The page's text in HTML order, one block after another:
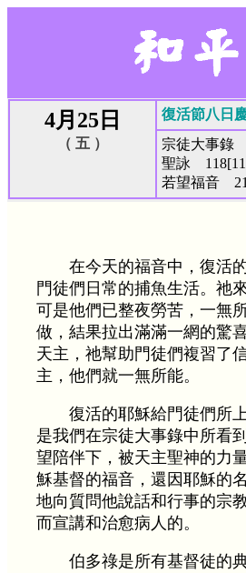
4月25日
（ 五 ）
復活節八日
宗徒大事錄
聖詠
若望福音
在今天的福音中，復活
門徒們日常的捕魚生活。祂
可是他們已整夜勞苦，一無
做，結果拉出滿滿一網的驚
天主，祂幫助門徒們複習了
主，他們就一無所能。
復活的耶穌給門徒們所
是我們在宗徒大事錄中所看
望陪伴下，被天主聖神的力
穌基督的福音，還因耶穌的
地向質問他說話和行事的宗
而宣講和治愈病人的。
伯多祿是所有基督徒的